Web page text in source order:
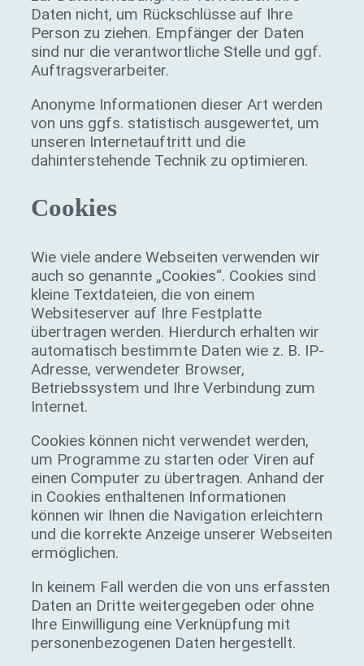
Daten nicht, um Rückschlüsse auf Ihre
Person zu ziehen. Empfänger der Daten
sind nur die verantwortliche Stelle und ggf.
Auftragsverarbeiter.
Anonyme Informationen dieser Art werden
von uns ggfs. statistisch ausgewertet, um
unseren Internetauftritt und die
dahinterstehende Technik zu optimieren.
Cookies
Wie viele andere Webseiten verwenden wir
auch so genannte „Cookies“. Cookies sind
kleine Textdateien, die von einem
Websiteserver auf Ihre Festplatte
übertragen werden. Hierdurch erhalten wir
automatisch bestimmte Daten wie z. B. IP-
Adresse, verwendeter Browser,
Betriebssystem und Ihre Verbindung zum
Internet.
Cookies können nicht verwendet werden,
um Programme zu starten oder Viren auf
einen Computer zu übertragen. Anhand der
in Cookies enthaltenen Informationen
können wir Ihnen die Navigation erleichtern
und die korrekte Anzeige unserer Webseiten
ermöglichen.
In keinem Fall werden die von uns erfassten
Daten an Dritte weitergegeben oder ohne
Ihre Einwilligung eine Verknüpfung mit
personenbezogenen Daten hergestellt.